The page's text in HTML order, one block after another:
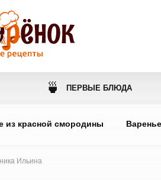
🍵 ПЕРВЫЕ БЛЮДА
из красной смородины
Ильина